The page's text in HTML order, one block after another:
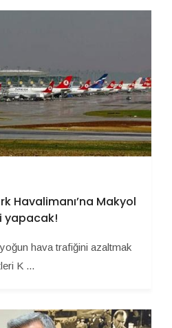
Havalimanı’na Makyol
yapacak!
hava trafiğini azaltmak
K ...